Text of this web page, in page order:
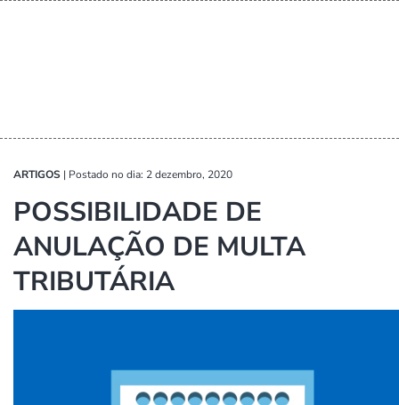
ARTIGOS | Postado no dia: 2 dezembro, 2020
POSSIBILIDADE DE
ANULAÇÃO DE MULTA
TRIBUTÁRIA